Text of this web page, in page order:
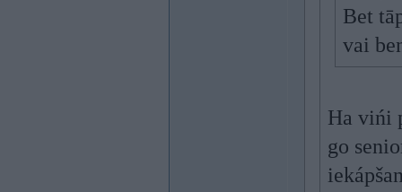
Bet
vai
Ha vińi
go